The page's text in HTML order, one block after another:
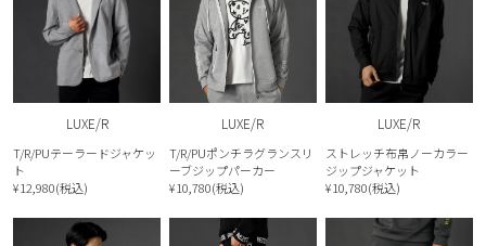
LUXE/R
T/R/PUテーラードジャケッ
ト
¥12,980(税込)
LUXE/R
T/R/PUポンチラグランスリ
ーブジップパーカー
¥10,780(税込)
LUXE/R
ストレッチ布帛ノーカラー
ジップジャケット
¥10,780(税込)